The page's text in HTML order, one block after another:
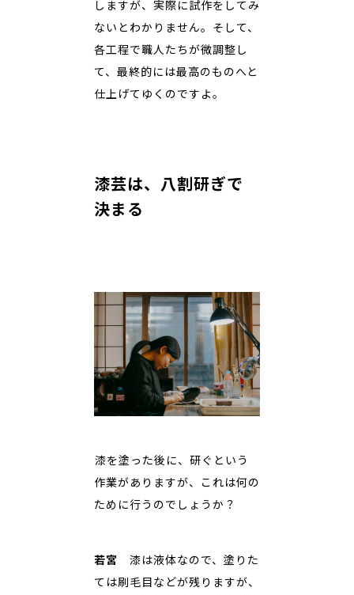
しますが、実際に試作をしてみ
ないとわかりません。そして、
各工程で職人たちが微調整し
て、最終的には最高のものへと
仕上げてゆくのですよ。
漆芸は、八割研ぎで
決まる
――漆を塗った後に、研ぐという
作業がありますが、これは何の
ために行うのでしょうか？
若宮
漆は液体なので、塗りた
ては刷毛目などが残りますが、